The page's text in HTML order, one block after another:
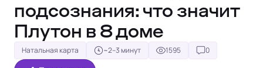
подсознания: что значит
Плутон в 8 доме
Натальная карта ~2–3 минут 1595 0